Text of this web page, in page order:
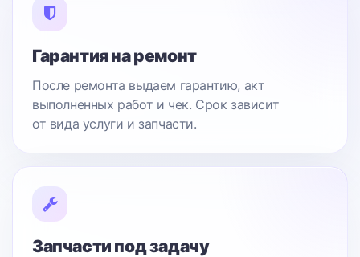
Гарантия на ремонт
После ремонта выдаем гарантию, акт
выполненных работ и чек. Срок зависит
от вида услуги и запчасти.
Запчасти под задачу